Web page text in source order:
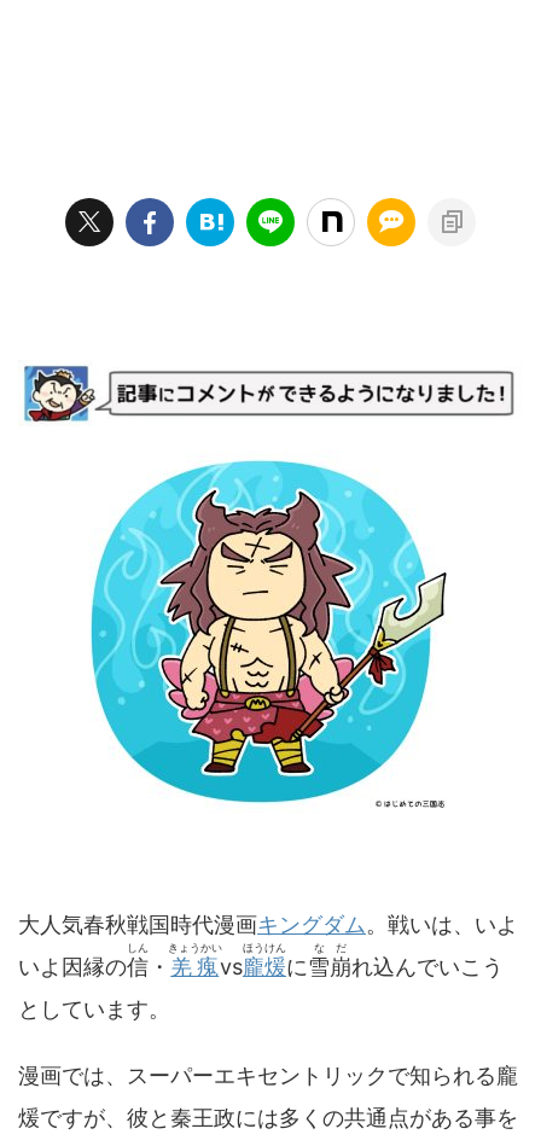
大人気春秋戦国時代漫画キングダム。戦いは、いよ
いよ因縁の信
しん
・ 羌瘣
きょうかい
vs龐煖
ほうけん
に雪崩
なだ
れ込んでいこう
としています。
漫画では、スーパーエキセントリックで知られる龐
煖ですが、彼と秦王政には多くの共通点がある事を